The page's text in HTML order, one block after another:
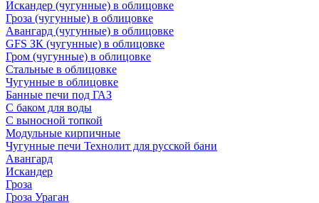
Искандер (чугунные) в облицовке
Гроза (чугунные) в облицовке
Авангард (чугунные) в облицовке
GFS ЗК (чугунные) в облицовке
Гром (чугунные) в облицовке
Стальные в облицовке
Чугунные в облицовке
Банные печи под ГАЗ
С баком для воды
С выносной топкой
Модульные кирпичные
Чугунные печи Технолит для русской бани
Авангард
Искандер
Гроза
Гроза Ураган